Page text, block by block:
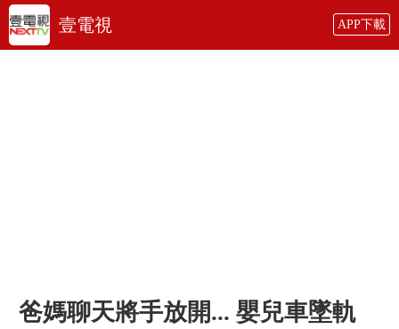
壹電視 APP下載
爸媽聊天將手放開... 嬰兒車墜軌